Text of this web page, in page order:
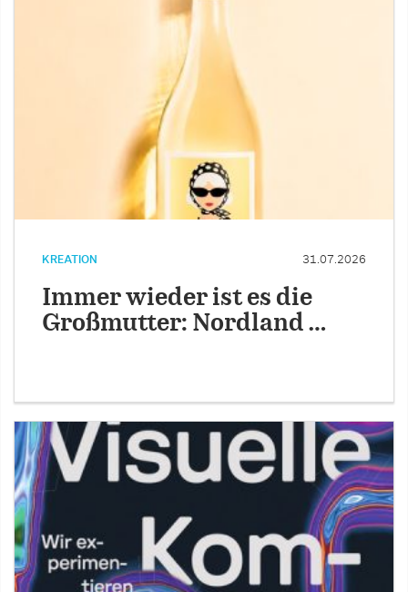
KREATION 31.07.2026
Immer wieder ist es die
Großmutter: Nordland …